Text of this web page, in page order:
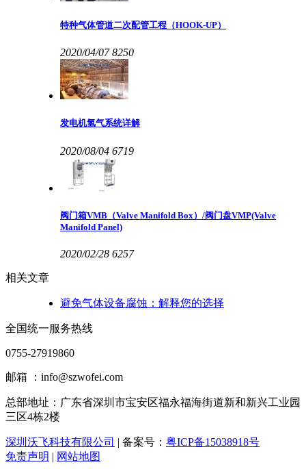
特种气体管道二次配管工程（HOOK-UP）
2020/04/07 8250
发电机氢气系统详解
2020/08/04 6719
阀门箱VMB（Valve Manifold Box）/阀门盘VMP(Valve
Manifold Panel)
2020/02/28 6257
相关文章
避免气体设备腐蚀：解释您的选择
全国统一服务热线
0755-27919860
邮箱 ：info@szwofei.com
总部地址： 广东省深圳市宝安区福永福海街道新和新兴工业园
三区4栋2楼
深圳沃飞科技有限公司 | 备案号： 粤ICP备15038918号
免责声明 | 网站地图